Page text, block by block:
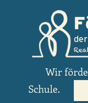
Wir
Schule.